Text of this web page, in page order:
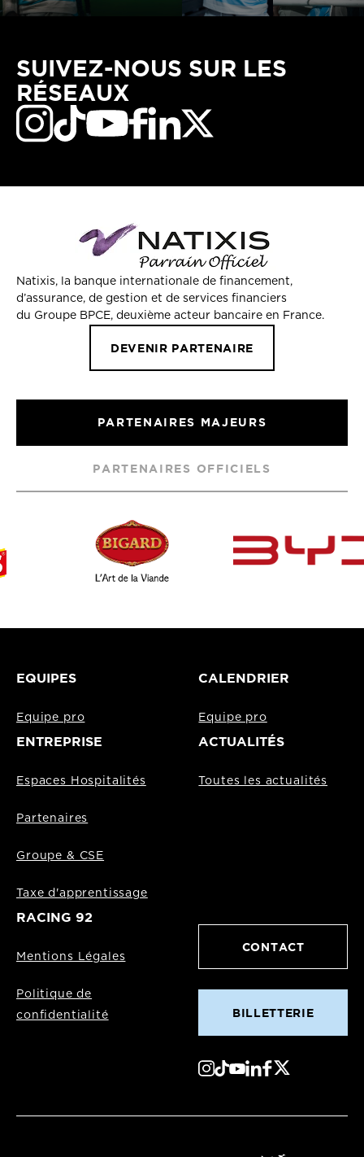
SUIVEZ-NOUS SUR LES
RÉSEAUX
Natixis, la banque internationale de financement,
d’assurance, de gestion et de services financiers
du Groupe BPCE, deuxième acteur bancaire en France.
DEVENIR PARTENAIRE
PARTENAIRES MAJEURS
PARTENAIRES OFFICIELS
EQUIPES
Equipe pro
CALENDRIER
Equipe pro
ENTREPRISE
Espaces Hospitalités
Partenaires
Groupe & CSE
Taxe d'apprentissage
ACTUALITÉS
Toutes les actualités
RACING 92
Mentions Légales
Politique de
confidentialité
CONTACT
BILLETTERIE